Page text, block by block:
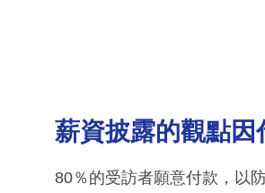
薪資披露的觀點因
80％的受訪者願意付款，以